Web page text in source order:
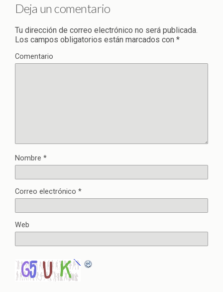
Deja un comentario
Tu dirección de correo electrónico no será publicada.
Los campos obligatorios están marcados con *
Comentario
Nombre *
Correo electrónico *
Web